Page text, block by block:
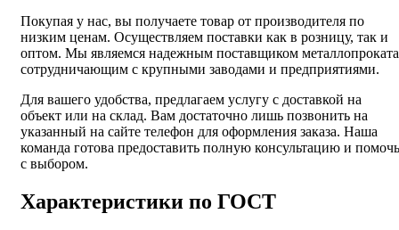
Покупая у нас, вы получаете товар от производителя по
низким ценам. Осуществляем поставки как в розницу, так и
оптом. Мы являемся надежным поставщиком
сотрудничающим с крупными заводами и предприятиями.
Для вашего удобства, предлагаем услугу с доставкой на
объект или на склад. Вам достаточно лишь позвонить на
указанный на сайте телефон для оформления заказа. Наша
команда готова предоставить полную консультацию и помочь
с выбором.
Характеристики по ГОСТ